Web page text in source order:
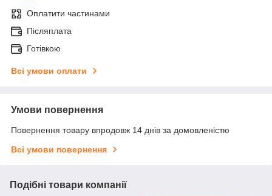
Оплатити частинами
Післяплата
Готівкою
Всі умови оплати
Умови повернення
Повернення товару впродовж 14 днів за домовленістю
Всі умови повернення
Подібні товари компанії